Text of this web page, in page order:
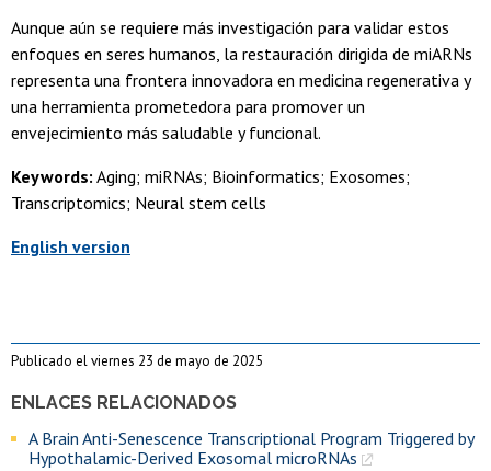
ENLACES RELACIONADOS
A Brain Anti-Senescence Transcriptional Program Triggered by
Hypothalamic-Derived Exosomal microRNAs
Aunque aún se requiere más investigación para validar estos
enfoques en seres humanos, la restauración dirigida de miARNs
representa una frontera innovadora en medicina regenerativa y
una herramienta prometedora para promover un
envejecimiento más saludable y funcional.
Keywords: Aging; miRNAs; Bioinformatics; Exosomes;
Transcriptomics; Neural stem cells
English version
Publicado el viernes 23 de mayo de 2025